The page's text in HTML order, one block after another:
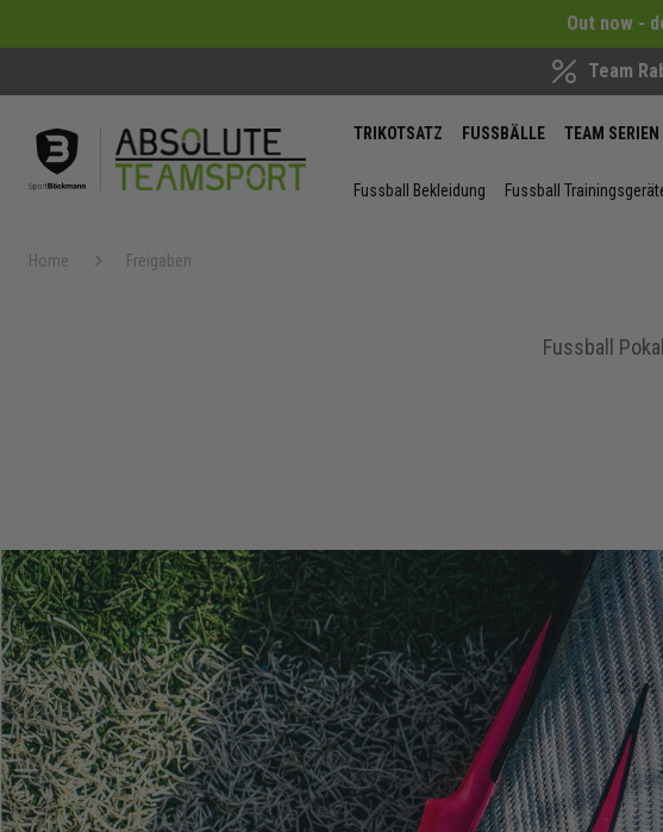
Out now -
Team
TRIKOTSATZ FUSSBÄLLE TEAM SERIEN
Fussball Bekleidung Fussball
Home Freigaben
Fussball